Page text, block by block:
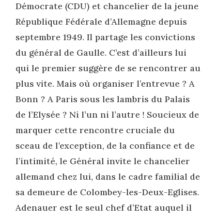
Démocrate (CDU) et chancelier de la jeune
République Fédérale d’Allemagne depuis
septembre 1949. Il partage les convictions
du général de Gaulle. C’est d’ailleurs lui
qui le premier suggère de se rencontrer au
plus vite. Mais où organiser l’entrevue ? A
Bonn ? A Paris sous les lambris du Palais
de l’Elysée ? Ni l’un ni l’autre ! Soucieux de
marquer cette rencontre cruciale du
sceau de l’exception, de la confiance et de
l’intimité, le Général invite le chancelier
allemand chez lui, dans le cadre familial de
sa demeure de Colombey-les-Deux-Eglises.
Adenauer est le seul chef d’Etat auquel il